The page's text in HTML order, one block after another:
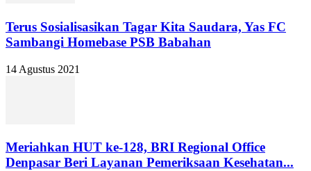
Terus Sosialisasikan Tagar Kita Saudara, Yas FC
Sambangi Homebase PSB Babahan
14 Agustus 2021
Meriahkan HUT ke-128, BRI Regional Office
Denpasar Beri Layanan Pemeriksaan Kesehatan...